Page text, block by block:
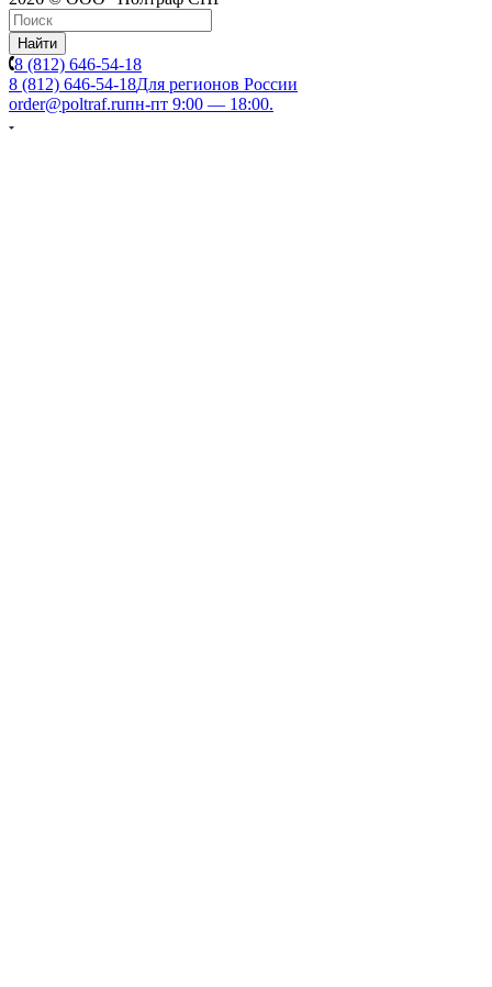
Найти
8 (812) 646-54-18
8 (812) 646-54-18Для регионов России
order@poltraf.ruпн-пт 9:00 — 18:00.